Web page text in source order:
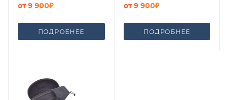
от9 900₽
ПОДРОБНЕЕ
от9 900₽
ПОДРОБНЕЕ